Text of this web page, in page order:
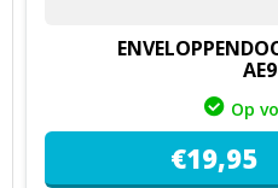
Op
€19,95